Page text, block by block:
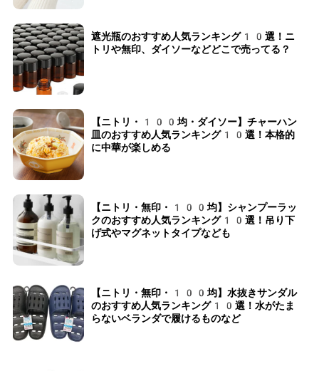
遮光瓶のおすすめ人気ランキング10選！ニ
トリや無印、ダイソーなどどこで売ってる？
【ニトリ・100均・ダイソー】チャーハン
皿のおすすめ人気ランキング10選！本格的
に中華が楽しめる
【ニトリ・無印・100均】シャンプーラッ
クのおすすめ人気ランキング10選！吊り下
げ式やマグネットタイプなども
【ニトリ・無印・100均】水抜きサンダル
のおすすめ人気ランキング10選！水がたま
らないベランダで履けるものなど